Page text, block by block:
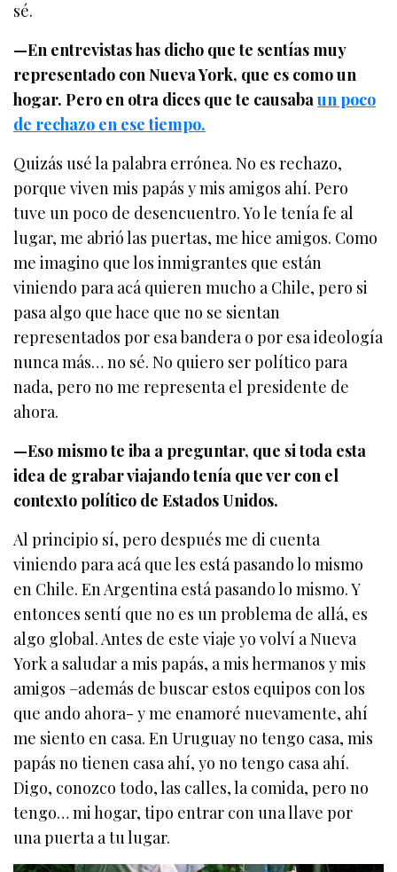
sé.
—En entrevistas has dicho que te sentías muy
representado con Nueva York, que es como un
hogar. Pero en otra dices que te causabaun poco
de rechazo en ese tiempo.
Quizás usé la palabra errónea. No es rechazo,
porque viven mis papás y mis amigos ahí. Pero
tuve un poco de desencuentro. Yo le tenía fe al
lugar, me abrió las puertas, me hice amigos. Como
me imagino que los inmigrantes que están
viniendo para acá quieren mucho a Chile, pero si
pasa algo que hace que no se sientan
representados por esa bandera o por esa ideología
nunca más… no sé. No quiero ser político para
nada, pero no me representa el presidente de
ahora.
—Eso mismo te iba a preguntar, que si toda esta
idea de grabar viajando tenía que ver con el
contexto político de Estados Unidos.
Al principio sí, pero después me di cuenta
viniendo para acá que les está pasando lo mismo
en Chile. En Argentina está pasando lo mismo. Y
entonces sentí que no es un problema de allá, es
algo global. Antes de este viaje yo volví a Nueva
York a saludar a mis papás, a mis hermanos y mis
amigos –además de buscar estos equipos con los
que ando ahora- y me enamoré nuevamente, ahí
me siento en casa. En Uruguay no tengo casa, mis
papás no tienen casa ahí, yo no tengo casa ahí.
Digo, conozco todo, las calles, la comida, pero no
tengo… mi hogar, tipo entrar con una llave por
una puerta a tu lugar.